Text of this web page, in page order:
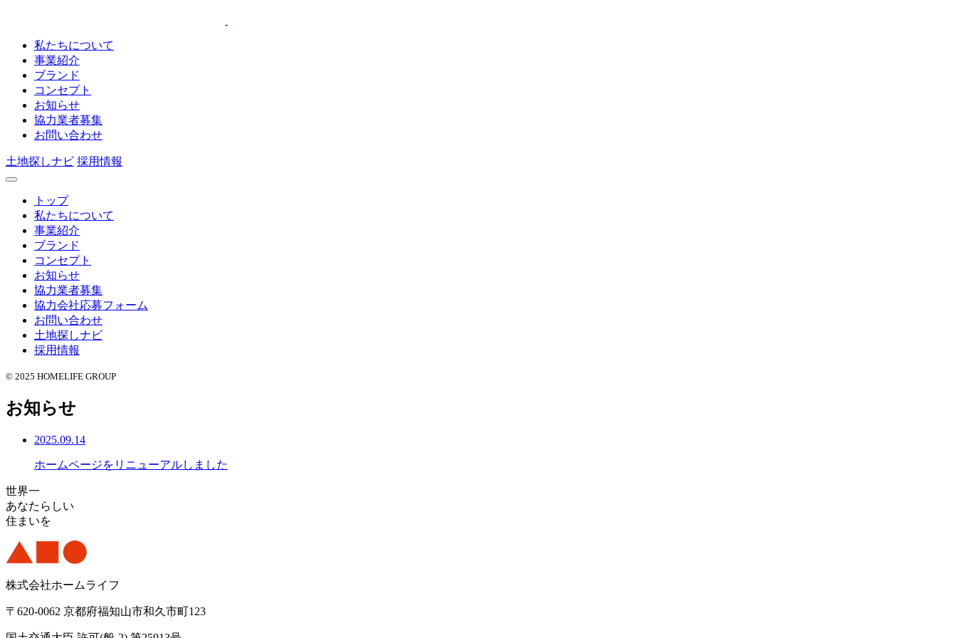
私たちについて
事業紹介
ブランド
コンセプト
お知らせ
協力業者募集
お問い合わせ
土地探しナビ 採用情報
トップ
私たちについて
事業紹介
ブランド
コンセプト
お知らせ
協力業者募集
協力会社応募フォーム
お問い合わせ
土地探しナビ
採用情報
© 2025 HOMELIFE GROUP
お知らせ
2025.09.14
ホームページをリニューアルしました
世界一
あなたらしい
住まいを
株式会社ホームライフ
〒620-0062 京都府福知山市和久市町123